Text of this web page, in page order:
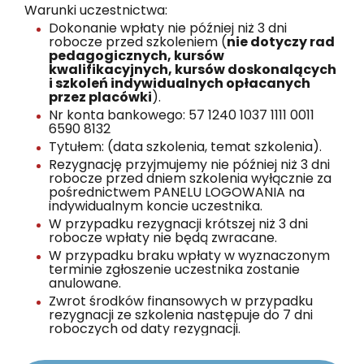
Warunki uczestnictwa:
Dokonanie wpłaty nie później niż 3 dni
robocze przed szkoleniem (nie dotyczy rad
pedagogicznych, kursów
kwalifikacyjnych, kursów doskonalących
i szkoleń indywidualnych opłacanych
przez placówki).
Nr konta bankowego: 57 1240 1037 1111 0011
6590 8132
Tytułem: (data szkolenia, temat szkolenia).
Rezygnację przyjmujemy nie później niż 3 dni
robocze przed dniem szkolenia wyłącznie za
pośrednictwem PANELU LOGOWANIA na
indywidualnym koncie uczestnika.
W przypadku rezygnacji krótszej niż 3 dni
robocze wpłaty nie będą zwracane.
W przypadku braku wpłaty w wyznaczonym
terminie zgłoszenie uczestnika zostanie
anulowane.
Zwrot środków finansowych w przypadku
rezygnacji ze szkolenia następuje do 7 dni
roboczych od daty rezygnacji.